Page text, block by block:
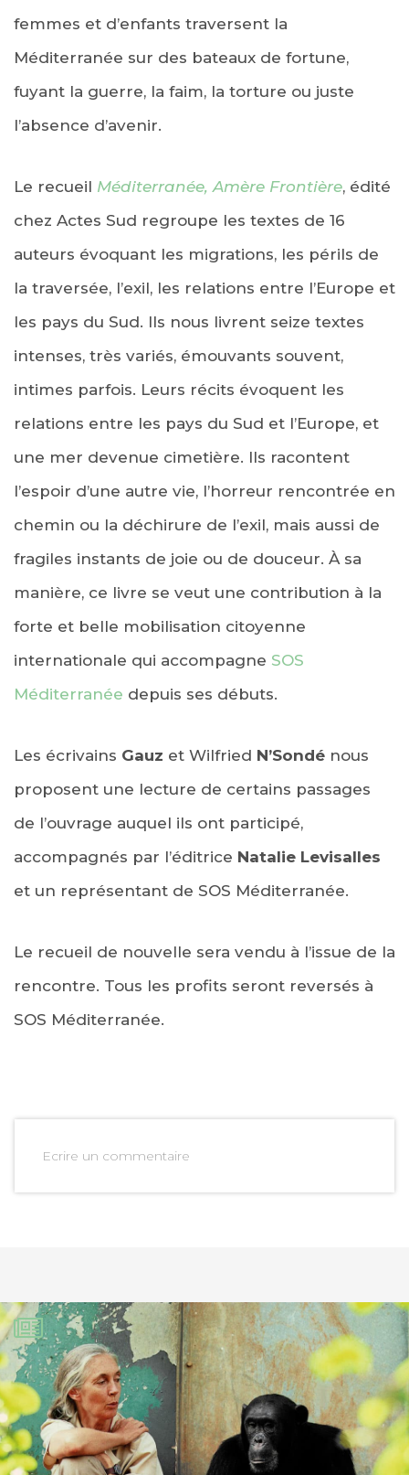
femmes et d’enfants traversent la
Méditerranée sur des bateaux de fortune,
fuyant la guerre, la faim, la torture ou juste
l’absence d’avenir.
Le recueil Méditerranée, Amère Frontière, édité
chez Actes Sud regroupe les textes de 16
auteurs évoquant les migrations, les périls de
la traversée, l’exil, les relations entre l’Europe et
les pays du Sud. Ils nous livrent seize textes
intenses, très variés, émouvants souvent,
intimes parfois. Leurs récits évoquent les
relations entre les pays du Sud et l’Europe, et
une mer devenue cimetière. Ils racontent
l’espoir d’une autre vie, l’horreur rencontrée en
chemin ou la déchirure de l’exil, mais aussi de
fragiles instants de joie ou de douceur. À sa
manière, ce livre se veut une contribution à la
forte et belle mobilisation citoyenne
internationale qui accompagne SOS
Méditerranée depuis ses débuts.
Les écrivains Gauz et Wilfried N’Sondé nous
proposent une lecture de certains passages
de l’ouvrage auquel ils ont participé,
accompagnés par l’éditrice Natalie Levisalles
et un représentant de SOS Méditerranée.
Le recueil de nouvelle sera vendu à l’issue de la
rencontre. Tous les profits seront reversés à
SOS Méditerranée.
Ecrire un commentaire